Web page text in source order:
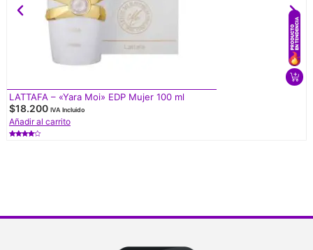
LATTAFA – «Yara Moi» EDP Mujer 100 ml
$18.200 IVA Incluido
Añadir al carrito